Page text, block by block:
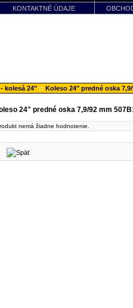
KONTAKTNÉ ÚDAJE
- kolesá 24" :: Koleso 24" predné oska
24" predné oska 7,9/92 mm
nemá žiadne hodnotenie.